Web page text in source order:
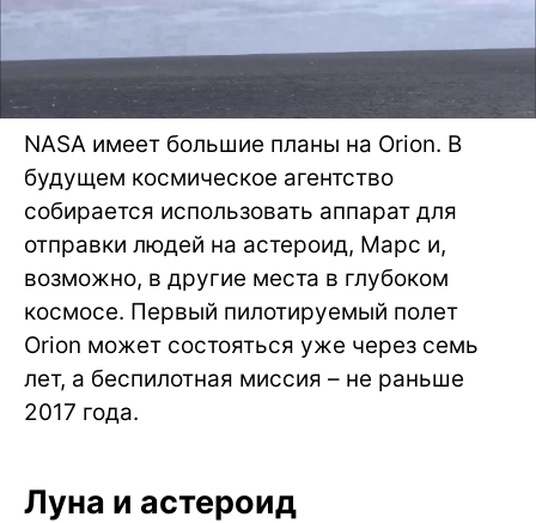
NASA имеет большие планы на Orion. В
будущем космическое агентство
собирается использовать аппарат для
отправки людей на астероид, Марс и,
возможно, в другие места в глубоком
космосе. Первый пилотируемый полет
Orion может состояться уже через семь
лет, а беспилотная миссия – не раньше
2017 года.
Луна и астероид